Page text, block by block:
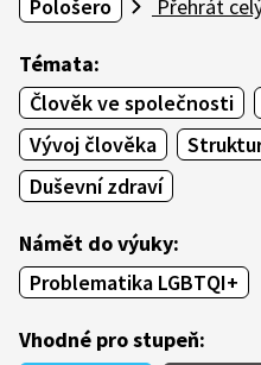
Pološero
Přehrát
Témata:
Člověk ve společnosti
Vývoj člověka
Duševní zdraví
Námět do výuky:
Problematika LGBTQI+
Vhodné pro stupeň: